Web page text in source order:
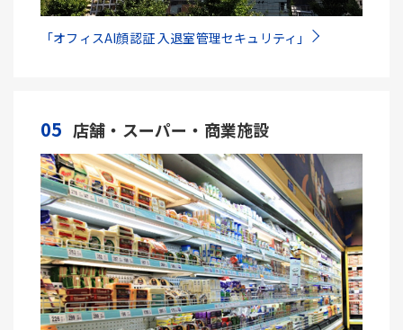
「オフィスAI顔認証 入退室管理セキュリティ」
05 店舗・スーパー・商業施設